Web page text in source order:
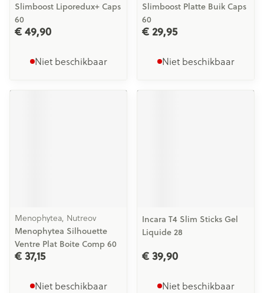
Slimboost Liporedux+ Caps
60
€ 49,90
Niet beschikbaar
Slimboost Platte Buik Caps
60
€ 29,95
Niet beschikbaar
Menophytea, Nutreov
Menophytea Silhouette
Ventre Plat Boite Comp 60
€ 37,15
Niet beschikbaar
Incara T4 Slim Sticks Gel
Liquide 28
€ 39,90
Niet beschikbaar